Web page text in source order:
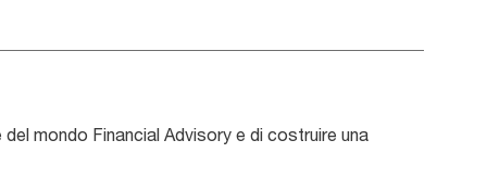
mondo Financial Advisory e di costruire una